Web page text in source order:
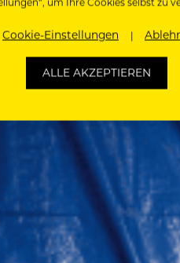
13.000 €
Cookie-Einstellungen
ALLE AKZEPTIEREN